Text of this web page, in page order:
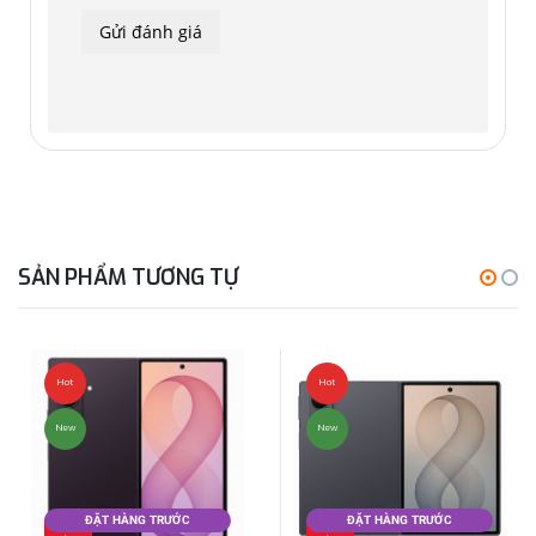
tác hàng ngày trở nên dễ dàng hơn. Chỉ cần ra lệnh bằng
SẢN PHẨM TƯƠNG TỰ
Hot
New
ĐẶT HÀNG TRƯỚC
Hot
New
ĐẶT HÀNG TRƯỚC